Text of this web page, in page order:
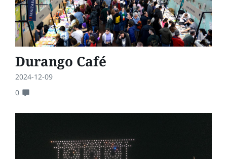
Durango Café
2024-12-09
0